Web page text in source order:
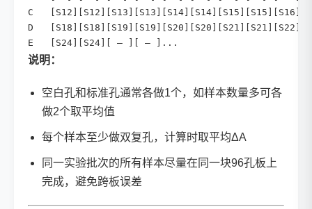
C
D
E   [S24][S24][ — ][ — ]...
说明：
空白孔和标准孔通常各做1个，如样本数量多可各
做2个取平均值
每个样本至少做双复孔，计算时取平均ΔA
同一实验批次的所有样本尽量在同一块96孔板上
完成，避免跨板误差